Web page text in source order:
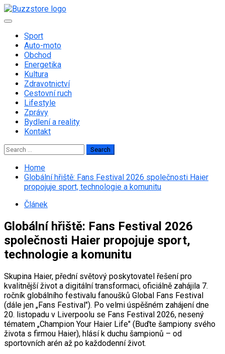
Skip
to
Primary
Sport
Auto-moto
Obchod
Energetika
Kultura
Zdravotnictví
Cestovní ruch
Lifestyle
Zprávy
Bydlení a reality
Kontakt
Search
for:
Home
Globální hřiště: Fans Festival 2026 společnosti Haier
propojuje sport, technologie a komunitu
Článek
Globální hřiště: Fans Festival 2026
společnosti Haier propojuje sport,
technologie a komunitu
Skupina Haier, přední světový poskytovatel řešení pro
kvalitnější život a digitální transformaci, oficiálně zahájila 7.
ročník globálního festivalu fanoušků Global Fans Festival
(dále jen „Fans Festival"). Po velmi úspěšném zahájení dne
20. listopadu v Liverpoolu se Fans Festival 2026, nesený
tématem „Champion Your Haier Life" (Buďte šampiony svého
života s firmou Haier), hlásí k duchu šampionů – od
sportovních arén až po každodenní život.